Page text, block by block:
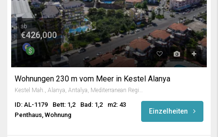
ab
€426,000
Wohnungen 230 m vom Meer in Kestel Alanya
Kestel Mah., Alanya, Antalya, Mediterranean Region, 07425, Turkey
ID: AL-1179 Bett: 1,2 Bad: 1,2
m2: 43
Penthaus, Wohnung
Einzelheiten